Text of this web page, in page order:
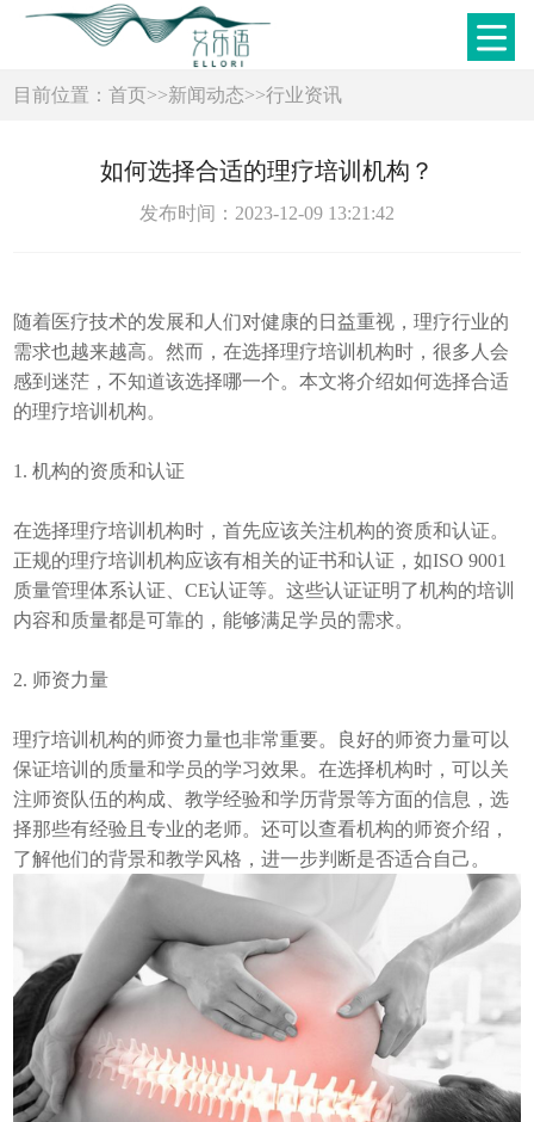
目前位置：首页>>新闻动态>>行业资讯
如何选择合适的理疗培训机构？
发布时间：2023-12-09 13:21:42
随着医疗技术的发展和人们对健康的日益重视，理疗行业的
需求也越来越高。然而，在选择理疗培训机构时，很多人会
感到迷茫，不知道该选择哪一个。本文将介绍如何选择合适
的理疗培训机构。
1. 机构的资质和认证
在选择理疗培训机构时，首先应该关注机构的资质和认证。
正规的理疗培训机构应该有相关的证书和认证，如ISO 9001
质量管理体系认证、CE认证等。这些认证证明了机构的培训
内容和质量都是可靠的，能够满足学员的需求。
2. 师资力量
理疗培训机构的师资力量也非常重要。良好的师资力量可以
保证培训的质量和学员的学习效果。在选择机构时，可以关
注师资队伍的构成、教学经验和学历背景等方面的信息，选
择那些有经验且专业的老师。还可以查看机构的师资介绍，
了解他们的背景和教学风格，进一步判断是否适合自己。